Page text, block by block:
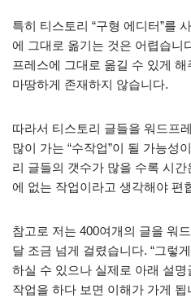
특히 티스토리 “구형 에디터”를
에 그대로 옮기는 것은 어렵습니
프레스에 그대로 옮길 수 있게
마땅하게 존재하지 않습니다.
따라서 티스토리 글들을 워드프
많이 가는 “수작업”이 될 가능성
리 글들의 갯수가 많을 수록 시
에 없는 작업이라고 생각해야 편
참고로 저는 400여개의 글을 워
달 조금 넘게 걸렸습니다. “그렇
하실 수 있으나 실제로 아래 설
작업을 하다 보면 이해가 가게 됩